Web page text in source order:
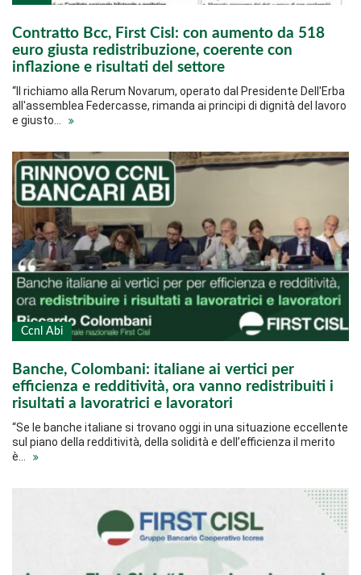
Contratto Bcc, First Cisl: con aumento da 518
euro giusta redistribuzione, coerente con
inflazione e risultati del settore
“Il richiamo alla Rerum Novarum, operato dal Presidente Dell'Erba
all'assemblea Federcasse, rimanda ai principi di dignità del lavoro
e giusto…
Ccnl Abi
Banche, Colombani: italiane ai vertici per
efficienza e redditività, ora vanno redistribuiti i
risultati a lavoratrici e lavoratori
“Se le banche italiane si trovano oggi in una situazione eccellente
sul piano della redditività, della solidità e dell’efficienza il merito
è…